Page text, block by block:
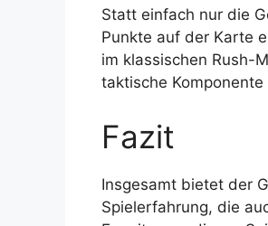
Statt einfach nur die
Punkte auf der Karte
im klassischen Rush-
taktische
Fazit
Insgesamt bietet der
Spielerfahrung, die